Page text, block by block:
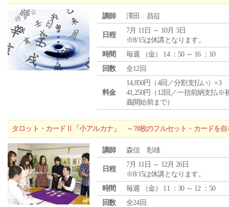
講師 澤田 昌征
日程
7月 11日 ～ 10月 3日
※8/15は休講となります。
時間
毎週 （金） 14 ：50 ～ 16 ：10
回数
全12回
料金
14,850円（4回／分割支払い）×3
41,250円（12回／一括前納支払※
義開始前まで）
タロット・カードⅡ「小アルカナ」 ～78枚のフルセット・カードを自
講師 森信 彰雄
日程
7月 11日 ～ 12月 26日
※8/15は休講となります。
時間
毎週 （金） 11 ：30 ～ 12 ：50
回数
全24回